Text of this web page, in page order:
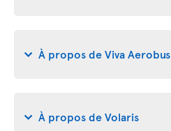
À propos de Viva Aerobus
À propos de Volaris